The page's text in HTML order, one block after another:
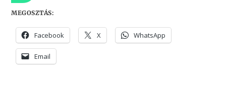
MEGOSZTÁS:
Facebook X WhatsApp
Email